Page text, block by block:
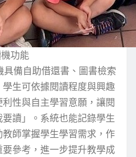
功能
備自助借還書、圖書檢索
生可依據閱讀程度與興趣
性與自主學習意願，讓閱
讀」。系統也能記錄學生
師掌握學生學習需求，作
參考，進一步提升教學成